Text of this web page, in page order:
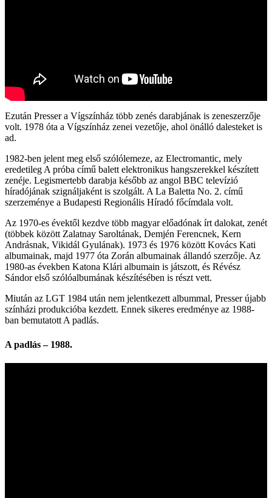
Ezután Presser a Vígszínház több zenés darabjának is zeneszerzője
volt. 1978 óta a Vígszínház zenei vezetője, ahol önálló dalesteket is
ad.
1982-ben jelent meg első szólólemeze, az Electromantic, mely
eredetileg A próba című balett elektronikus hangszerekkel készített
zenéje. Legismertebb darabja később az angol BBC televízió
híradójának szignáljaként is szolgált. A La Baletta No. 2. című
szerzeménye a Budapesti Regionális Híradó főcímdala volt.
Az 1970-es évektől kezdve több magyar előadónak írt dalokat, zenét
(többek között Zalatnay Saroltának, Demjén Ferencnek, Kern
Andrásnak, Vikidál Gyulának). 1973 és 1976 között Kovács Kati
albumainak, majd 1977 óta Zorán albumainak állandó szerzője. Az
1980-as években Katona Klári albumain is játszott, és Révész
Sándor első szólóalbumának készítésében is részt vett.
Miután az LGT 1984 után nem jelentkezett albummal, Presser újabb
színházi produkcióba kezdett. Ennek sikeres eredménye az 1988-
ban bemutatott A padlás.
A padlás – 1988.